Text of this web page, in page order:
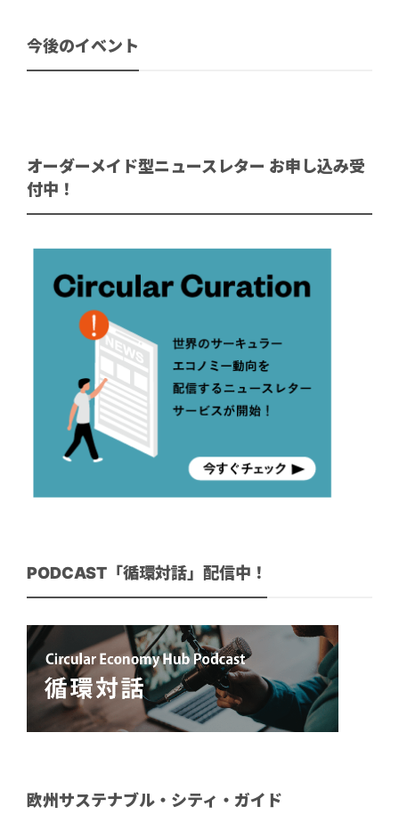
今後のイベント
オーダーメイド型ニュースレター お申し込み受
付中！
PODCAST「循環対話」配信中！
欧州サステナブル・シティ・ガイド